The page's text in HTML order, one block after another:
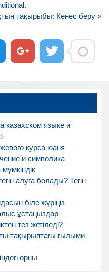
тақырыбы: Кенес беру »
казахском языке и
курса юаня
и символика
алуға болады? Тегін
біле жүріңіз
ұстаңыздар
тез жетіледі?
тақырыптағы ғылыми
орны